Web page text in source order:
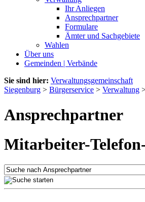
Ihr Anliegen
Ansprechpartner
Formulare
Ämter und Sachgebiete
Wahlen
Über uns
Gemeinden | Verbände
Sie sind hier: Verwaltungsgemeinschaft
Siegenburg > Bürgerservice > Verwaltung
Ansprechpartner
Mitarbeiter-